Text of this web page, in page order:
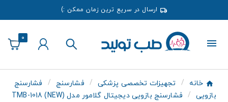
ارسال در سریع ترین زمان ممکن :)
0
خانه تجهیزات تخصصی پزشکی فشارسنج
فشارسنج
بازویی
فشارسنج بازویی دیجیتال گلامور مدل (NEW) TMB-1018